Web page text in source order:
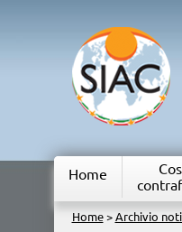
Home
Home> Archivio